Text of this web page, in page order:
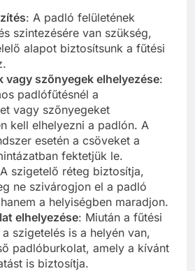
: A padló felületének
szintezésére van szükség,
alapot biztosítsunk a fűtési
vagy szőnyegek elhelyezése:
padlófűtésnél a
vagy szőnyegeket
kell elhelyezni a padlón. A
esetén a csöveket a
fektetjük le.
szigetelő réteg biztosítja,
ne szivárogjon el a padló
a helyiségben maradjon.
elhelyezése: Miután a fűtési
szigetelés is a helyén van,
padlóburkolat, amely a kívánt
is biztosítja.